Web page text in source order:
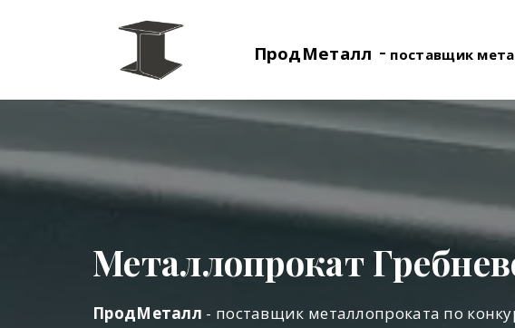
ПродМеталл - поставщик
Металлопрокат
ПродМеталл - поставщик металлопроката по